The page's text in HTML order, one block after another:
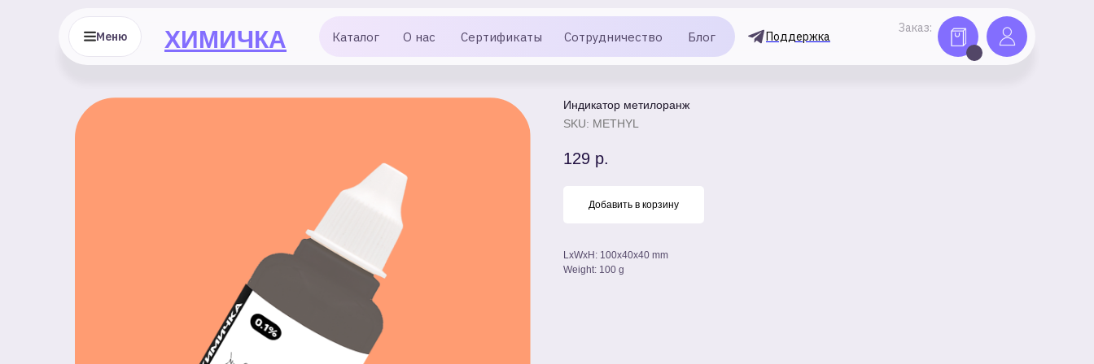
ХИМИЧКА Блог
Сотрудничество
Сертификаты
О нас
Каталог
Меню
Заказ:
Поддержка
Индикатор метилоранж
SKU: METHYL
129 р.
Добавить в корзину
LxWxH: 100x40x40 mm
Weight: 100 g